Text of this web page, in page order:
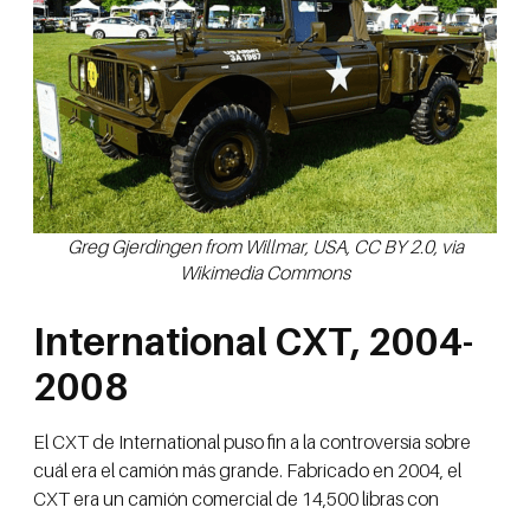
Greg Gjerdingen from Willmar, USA, CC BY 2.0, via
Wikimedia Commons
International CXT, 2004-
2008
El CXT de International puso fin a la controversia sobre
cuál era el camión más grande. Fabricado en 2004, el
CXT era un camión comercial de 14,500 libras con